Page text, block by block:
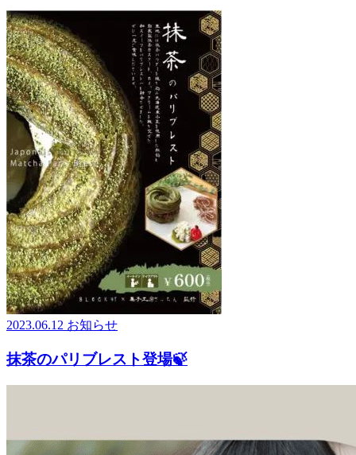
2023.06.12 お知らせ
抹茶のパリブレスト登場🍃